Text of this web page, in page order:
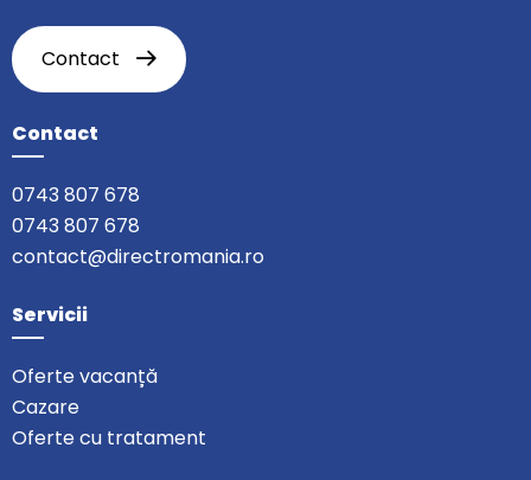
Contact
Contact
0743 807 678
0743 807 678
contact@directromania.ro
Servicii
Oferte vacanță
Cazare
Oferte cu tratament